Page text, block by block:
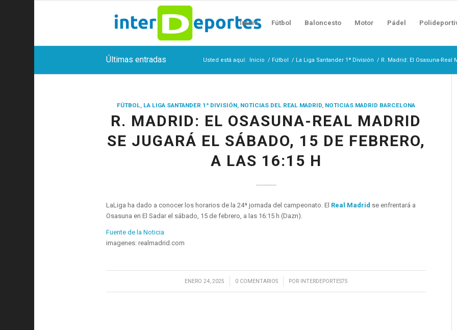
Inicio Fútbol Baloncesto Motor Pádel
Últimas entradas Usted está aquí: Inicio / Fútbol / La Liga Santander 1ª División / R. Madrid: El Osasuna-
FÚTBOL, LA LIGA SANTANDER 1ª DIVISIÓN, NOTICIAS DEL REAL MADRID, NOTICIAS MADRID BARCELONA
R. MADRID: EL OSASUNA-REAL MADRID
SE JUGARÁ EL SÁBADO, 15 DE FEBRERO,
A LAS 16:15 H
LaLiga ha dado a conocer los horarios de la 24ª jornada del campeonato. El Real Madrid se enfrentará a
Osasuna en El Sadar el sábado, 15 de febrero, a las 16:15 h (Dazn).
Fuente de la Noticia
imagenes: realmadrid.com
ENERO 24, 2025
/ 0 COMENTARIOS
/ POR INTERDEPORTES75